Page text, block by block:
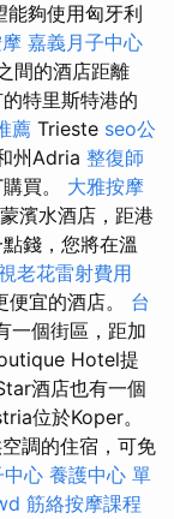
能夠使用匈牙利
嘉義月子中心
間的酒店距離
特里斯特港的
薦 Trieste seo公
州Adria 整復師
買。 大雅按摩
濱水酒店，距港
錢，您將在溫
老花雷射費用
宜的酒店。 台
一個街區，距加
Hotel提
酒店也有一個
位於Koper。
調的住宿，可免
中心 養護中心 單
筋絡按摩課程